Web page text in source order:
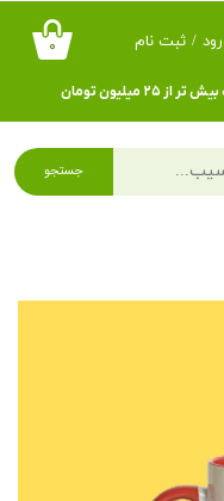
۰ / ثبت نام
تومان
جستجو